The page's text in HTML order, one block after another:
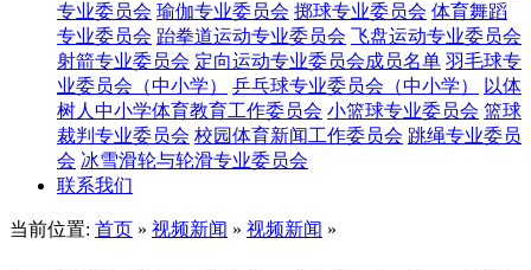
专业委员会 瑜伽专业委员会 掷球专业委员会 体育舞蹈
专业委员会 跆拳道运动专业委员会 飞盘运动专业委员会
射箭专业委员会 定向运动专业委员会成员名单 羽毛球专
业委员会（中小学）
乒乓球专业委员会（中小学）
以体
树人中小学体育教育工作委员会 小篮球专业委员会 篮球
裁判专业委员会 校园体育新闻工作委员会 跳绳专业委员
会 冰雪滑轮与轮滑专业委员会
联系我们
当前位置: 首页 » 视频新闻 » 视频新闻 »